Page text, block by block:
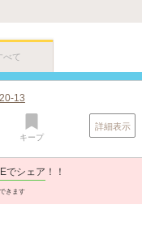
べて
20-13
キープ
詳細表示
でシェア ！！
きます